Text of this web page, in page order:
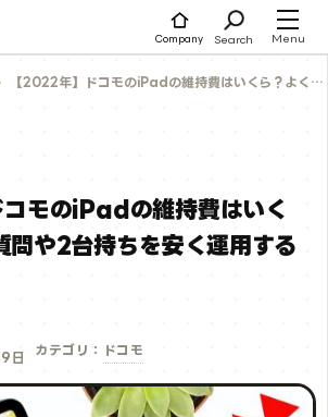
Company Search Menu
【2022年】ドコモのiPadの維持費はいくら？よくある質問や2台持ちを安く運用する方法をも解説
コモのiPadの維持費はいく
問や2台持ちを安く運用する
日
カテゴリ： ドコモ